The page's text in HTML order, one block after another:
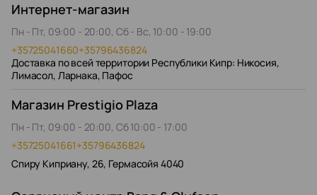
Интернет-магазин
Пн - Пт, 09:00 - 20:00, Сб - Вс, 10:00 - 19:00
+35725041660+35796436824
Доставка по всей территории Республики Кипр: Никосия,
Лимасол, Ларнака, Пафос
Магазин Prestigio Plaza
Пн - Пт, 09:00 - 20:00, Сб 10:00 - 17:00
+35725041661+35796436824
Спиру Киприану, 26, Гермасойя 4040